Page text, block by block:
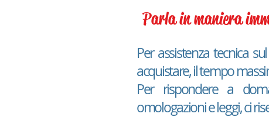
Parla in maniera
Per assistenza tecnica
acquistare, il tempo
Per rispondere a
omologazioni e leggi, ci